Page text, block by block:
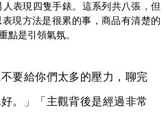
表現四隻手錶。這系列共八張，但
現方法是很累的事，商品有清楚的
點是引領氣氛。
要給你們太多的壓力，聊完
。」「主觀背後是經過非常